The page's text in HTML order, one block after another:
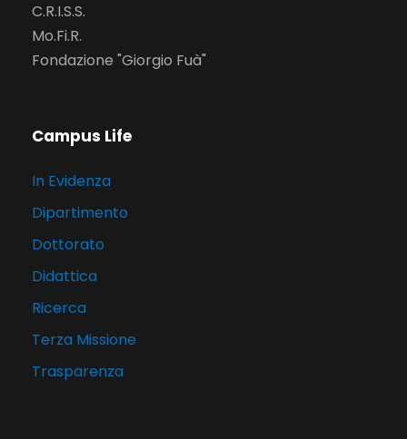
C.R.I.S.S.
Mo.Fi.R.
Fondazione "Giorgio Fuà"
Campus Life
In Evidenza
Dipartimento
Dottorato
Didattica
Ricerca
Terza Missione
Trasparenza